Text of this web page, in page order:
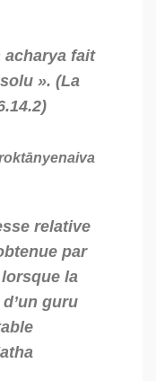
acharya fait
». (La
relative
par
lorsque la
guru